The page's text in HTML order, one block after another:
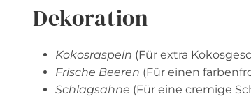
Dekoration
Kokosraspeln (Für extra
Frische Beeren (Für einen
Schlagsahne (Für eine cremige